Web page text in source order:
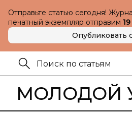
Отправьте статью сегодня!
печатный экземпляр отправим
Опубликовать
МОЛОДОЙ